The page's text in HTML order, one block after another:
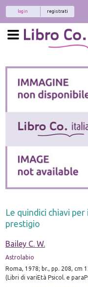
registrati
login
Le quindici chiavi
prestigio
Bailey C. W.
Astrolabio
Roma, 1978; br., pp. 208, cm
(Libri di variEtà Psicol. e